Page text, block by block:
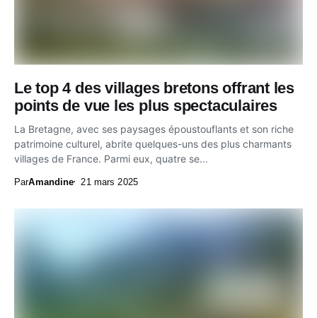
Le top 4 des villages bretons offrant les
points de vue les plus spectaculaires
La Bretagne, avec ses paysages époustouflants et son riche
patrimoine culturel, abrite quelques-uns des plus charmants
villages de France. Parmi eux, quatre se...
ParAmandine 21 mars 2025